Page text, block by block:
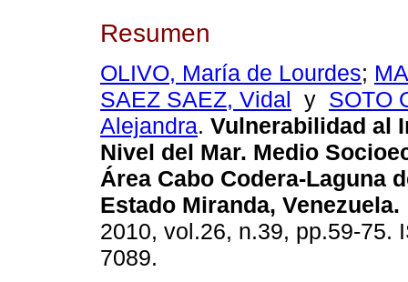
Resumen
OLIVO, María de Lourdes;
SAEZ SAEZ, Vidal y SOTO
Alejandra. Vulnerabilidad al
Nivel del Mar. Medio
Área Cabo Codera-Laguna
Estado Miranda, Venezuela.
2010, vol.26, n.39, pp.59-75.
7089.